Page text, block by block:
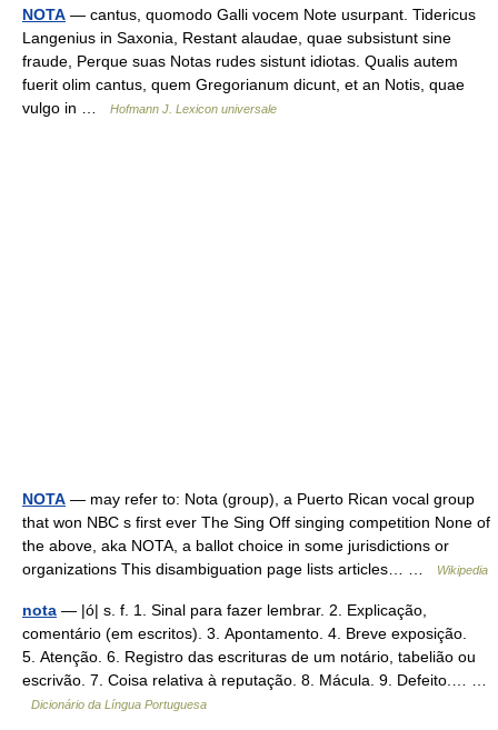
NOTA — cantus, quomodo Galli vocem Note usurpant. Tidericus
Langenius in Saxonia, Restant alaudae, quae subsistunt sine
fraude, Perque suas Notas rudes sistunt idiotas. Qualis autem
fuerit olim cantus, quem Gregorianum dicunt, et an Notis, quae
vulgo in …
Hofmann J. Lexicon universale
NOTA — may refer to: Nota (group), a Puerto Rican vocal group
that won NBC s first ever The Sing Off singing competition None of
the above, aka NOTA, a ballot choice in some jurisdictions or
organizations This disambiguation page lists articles… …
Wikipedia
nota — |ó| s. f. 1. Sinal para fazer lembrar. 2. Explicação,
comentário (em escritos). 3. Apontamento. 4. Breve exposição.
5. Atenção. 6. Registro das escrituras de um notário, tabelião ou
escrivão. 7. Coisa relativa à reputação. 8. Mácula. 9. Defeito.… …
Dicionário da Língua Portuguesa